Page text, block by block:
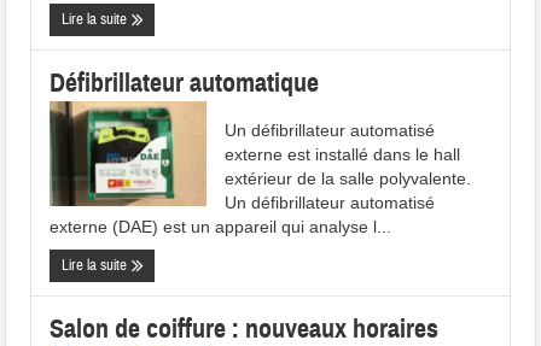
Lire la suite
Défibrillateur automatique
Un défibrillateur automatisé
externe est installé dans le hall
extérieur de la salle polyvalente.
Un défibrillateur automatisé
externe (DAE) est un appareil qui analyse l...
Lire la suite
Salon de coiffure : nouveaux horaires